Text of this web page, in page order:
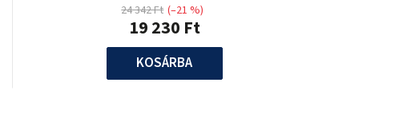
19 230 Ft
24 342 Ft (–21 %)
KOSÁRBA